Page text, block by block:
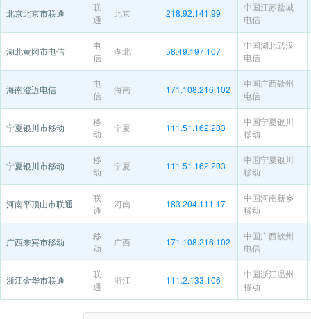
北京北京市联通
联
通
北京 218.92.141.99
中国江苏盐城
电信
湖北黄冈市电信
电
信
湖北 58.49.197.107
中国湖北武汉
电信
海南澄迈电信
电
信
海南 171.108.216.102
中国广西钦州
电信
宁夏银川市移动
移
动
宁夏 111.51.162.203
中国宁夏银川
移动
宁夏银川市移动
移
动
宁夏 111.51.162.203
中国宁夏银川
移动
河南平顶山市联通
联
通
河南 183.204.111.17
中国河南新乡
移动
广西来宾市移动
移
动
广西 171.108.216.102
中国广西钦州
电信
浙江金华市联通
联
通
浙江 111.2.133.106
中国浙江温州
移动